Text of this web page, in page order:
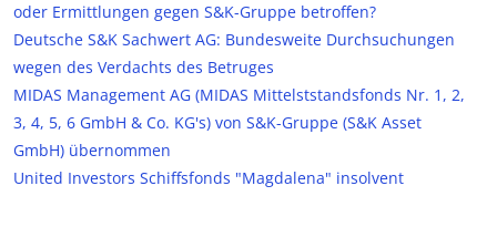
oder Ermittlungen gegen S&K-Gruppe betroffen?
Deutsche S&K Sachwert AG: Bundesweite Durchsuchungen
wegen des Verdachts des Betruges
MIDAS Management AG (MIDAS Mittelststandsfonds Nr. 1, 2,
3, 4, 5, 6 GmbH & Co. KG's) von S&K-Gruppe (S&K Asset
GmbH) übernommen
United Investors Schiffsfonds "Magdalena" insolvent